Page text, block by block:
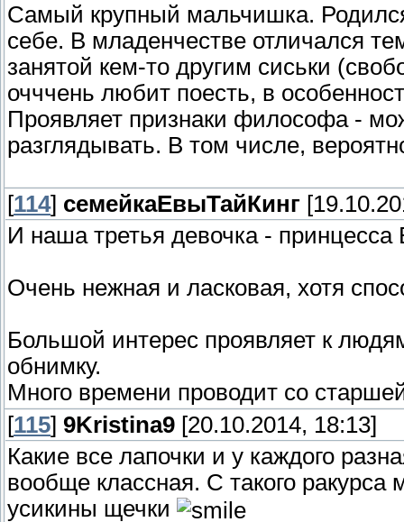
Самый крупный мальчишка.
себе. В младенчестве отличался
занятой кем-то другим сиськи
очччень любит поесть, в
Проявляет признаки философа -
разглядывать. В том числе,
[114] семейкаЕвыТайКинг
И наша третья девочка - принцесса
Очень нежная и ласковая, хотя
Большой интерес проявляет к
обнимку.
Много времени проводит со
[115] 9Kristina9 [20.10.2014, 18:13]
Какие все лапочки и у каждого
вообще классная. С такого ракурса
усикины щечки